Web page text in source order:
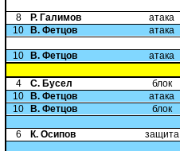
8 Р. Галимов
атака
10
В. Фетцов атака
10 В. Фетцов атака
4 С. Бусел
блок
10
В. Фетцов
атака
10
В. Фетцов блок
6 К. Осипов защита